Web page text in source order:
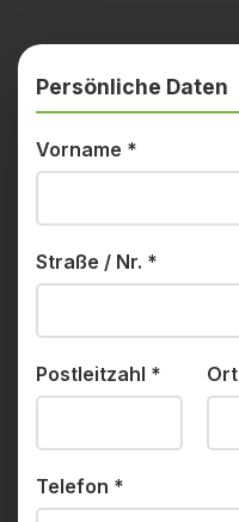
Persönliche Daten
Vorname *
Straße / Nr. *
Postleitzahl * Ort
Telefon *